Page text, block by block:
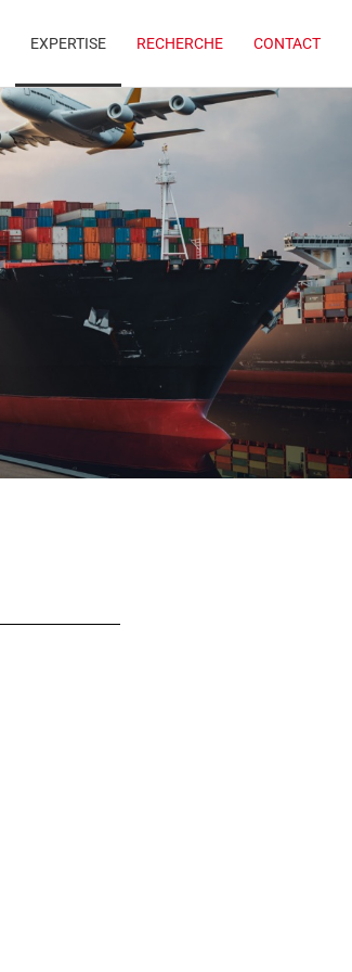
EXPERTISE RECHERCHE CONTACT